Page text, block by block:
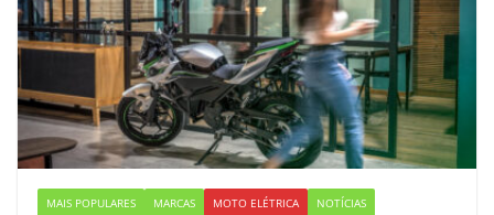
MAIS POPULARES MARCAS MOTO ELÉTRICA NOTÍCIAS